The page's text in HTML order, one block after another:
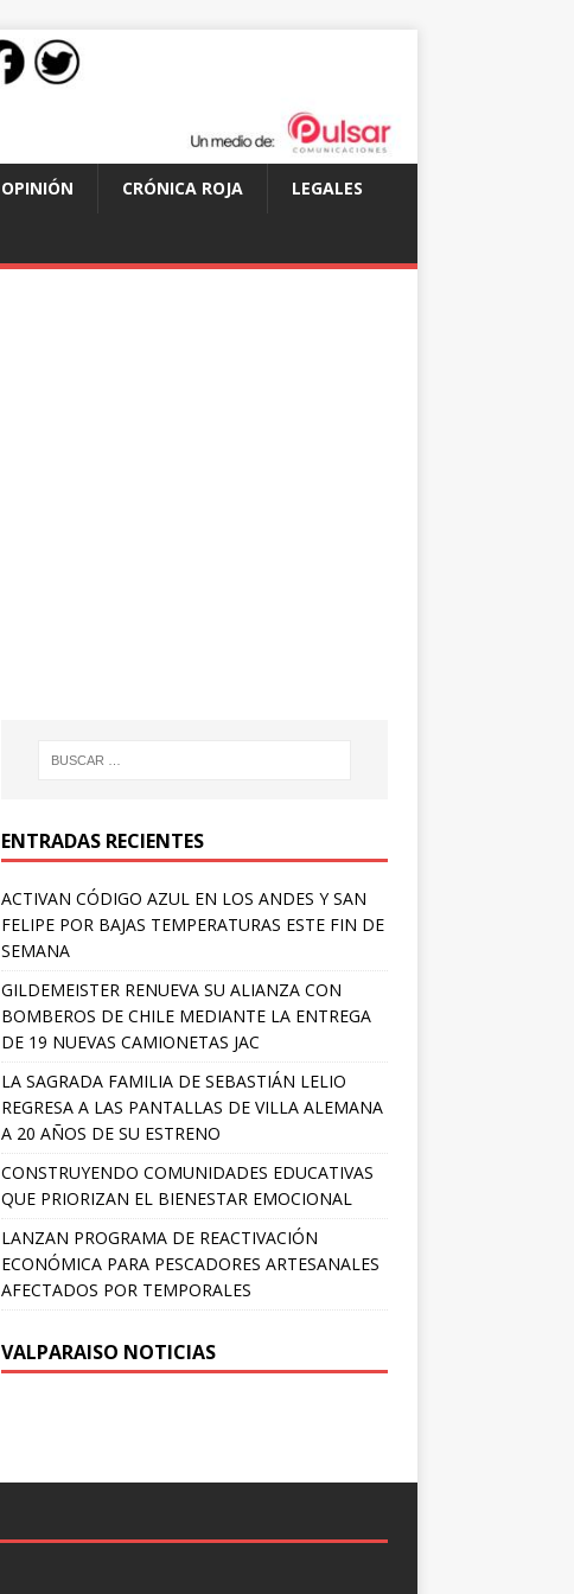
OPINIÓN CRÓNICA ROJA LEGALES
ENTRADAS RECIENTES
ACTIVAN CÓDIGO AZUL EN LOS ANDES Y SAN
FELIPE POR BAJAS TEMPERATURAS ESTE FIN DE
SEMANA
GILDEMEISTER RENUEVA SU ALIANZA CON
BOMBEROS DE CHILE MEDIANTE LA ENTREGA
DE 19 NUEVAS CAMIONETAS JAC
LA SAGRADA FAMILIA DE SEBASTIÁN LELIO
REGRESA A LAS PANTALLAS DE VILLA ALEMANA
A 20 AÑOS DE SU ESTRENO
CONSTRUYENDO COMUNIDADES EDUCATIVAS
QUE PRIORIZAN EL BIENESTAR EMOCIONAL
LANZAN PROGRAMA DE REACTIVACIÓN
ECONÓMICA PARA PESCADORES ARTESANALES
AFECTADOS POR TEMPORALES
VALPARAISO NOTICIAS